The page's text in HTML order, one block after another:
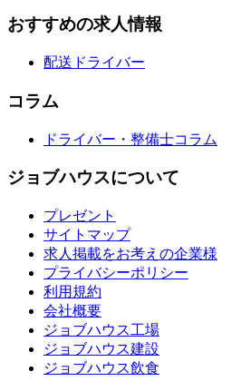
おすすめの求人情報
配送ドライバー
コラム
ドライバー・整備士コラム
ジョブハウスについて
プレゼント
サイトマップ
求人掲載をお考えの企業様
プライバシーポリシー
利用規約
会社概要
ジョブハウス工場
ジョブハウス建設
ジョブハウス飲食